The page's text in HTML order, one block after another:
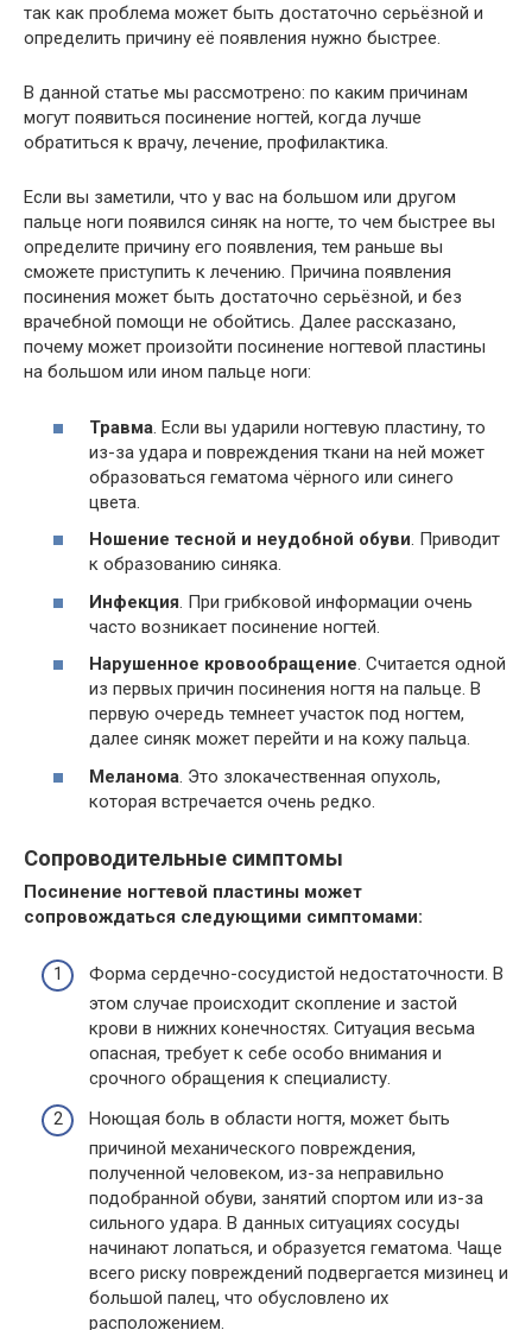
так как проблема может быть достаточно серьёзной и
определить причину её появления нужно быстрее.
В данной статье мы рассмотрено: по каким причинам
могут появиться посинение ногтей, когда лучше
обратиться к врачу, лечение, профилактика.
Если вы заметили, что у вас на большом или другом
пальце ноги появился синяк на ногте, то чем быстрее вы
определите причину его появления, тем раньше вы
сможете приступить к лечению. Причина появления
посинения может быть достаточно серьёзной, и без
врачебной помощи не обойтись. Далее рассказано,
почему может произойти посинение ногтевой пластины
на большом или ином пальце ноги:
Травма . Если вы ударили ногтевую пластину, то
из-за удара и повреждения ткани на ней может
образоваться гематома чёрного или синего
цвета.
Ношение тесной и неудобной обуви. Приводит
к образованию синяка.
Инфекция . При грибковой информации очень
часто возникает посинение ногтей.
Нарушенное кровообращение. Считается одной
из первых причин посинения ногтя на пальце. В
первую очередь темнеет участок под ногтем,
далее синяк может перейти и на кожу пальца.
Меланома . Это злокачественная опухоль,
которая встречается очень редко.
Сопроводительные симптомы
Посинение ногтевой пластины может
сопровождаться следующими симптомами:
Форма сердечно-сосудистой недостаточности. В
этом случае происходит скопление и застой
крови в нижних конечностях. Ситуация весьма
опасная, требует к себе особо внимания и
срочного обращения к специалисту.
Ноющая боль в области ногтя, может быть
причиной механического повреждения,
полученной человеком, из-за неправильно
подобранной обуви, занятий спортом или из-за
сильного удара. В данных ситуациях сосуды
начинают лопаться, и образуется гематома. Чаще
всего риску повреждений подвергается мизинец и
большой палец, что обусловлено их
расположением.